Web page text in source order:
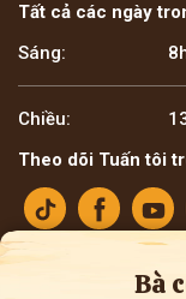
Bà
Tất cả các ngày
Sáng:
Chiều:
Theo dõi Tuấn tôi